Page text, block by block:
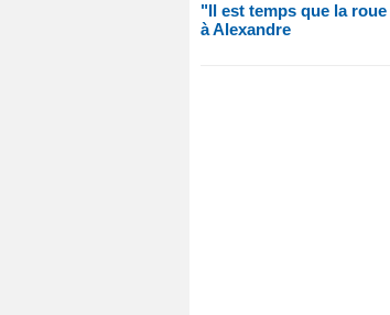
"Il est temps que la
à Alexandre